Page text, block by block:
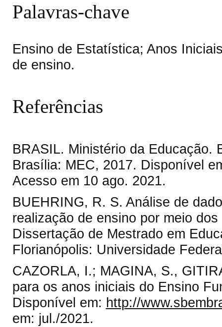
Palavras-chave
Ensino de Estatística; Anos
de ensino.
Referências
BRASIL. Ministério da Educação.
Brasília: MEC, 2017. Disponível
Acesso em 10 ago. 2021.
BUEHRING, R. S. Análise de
realização de ensino por meio
Dissertação de Mestrado em
Florianópolis: Universidade
CAZORLA, I.; MAGINA, S.,
para os anos iniciais do Ensino
Disponível em: http://
em: jul./2021.